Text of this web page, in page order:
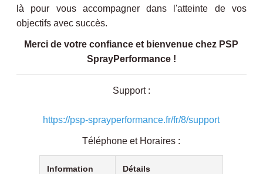
là pour vous accompagner dans l'atteinte de vos
objectifs avec succès.
Merci de votre confiance et bienvenue chez PSP
SprayPerformance !
Support :
https://psp-sprayperformance.fr/fr/8/support
Téléphone et Horaires :
Information Détails